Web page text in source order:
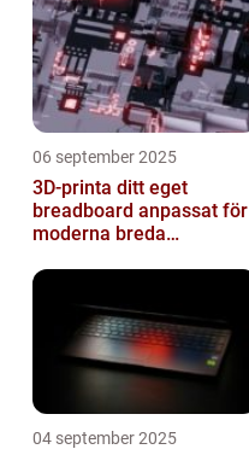
06 september 2025
3D-printa ditt eget
breadboard anpassat för
moderna breda
04 september 2025